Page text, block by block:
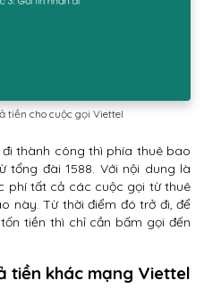
tiền cho cuộc gọi Viettel
thành công thì phía thuê bao
tổng đài 1588. Với nội dung là
phí tất cả các cuộc gọi từ thuê
này. Từ thời điểm đó trở đi, để
tiền thì chỉ cần bấm gọi đến
tiền khác mạng Viettel